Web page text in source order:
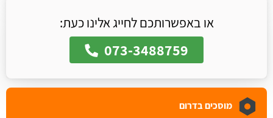
או באפשרותכם לחייג אלינו כעת:
073-3488759
מוסכים בדרום